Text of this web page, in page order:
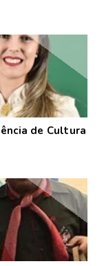
de Cultura